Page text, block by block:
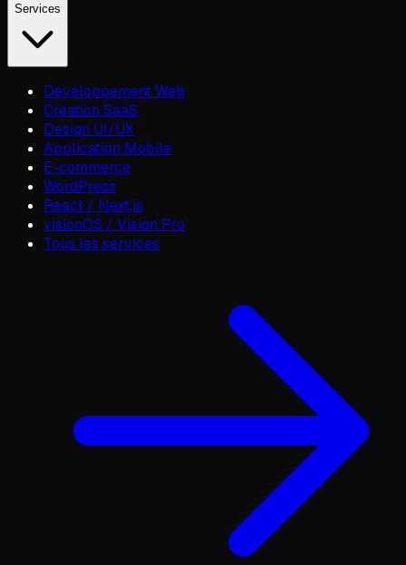
Services
Développement Web
Création SaaS
Design UI/UX
Application Mobile
E-commerce
WordPress
React / Next.js
visionOS / Vision Pro
Tous les services